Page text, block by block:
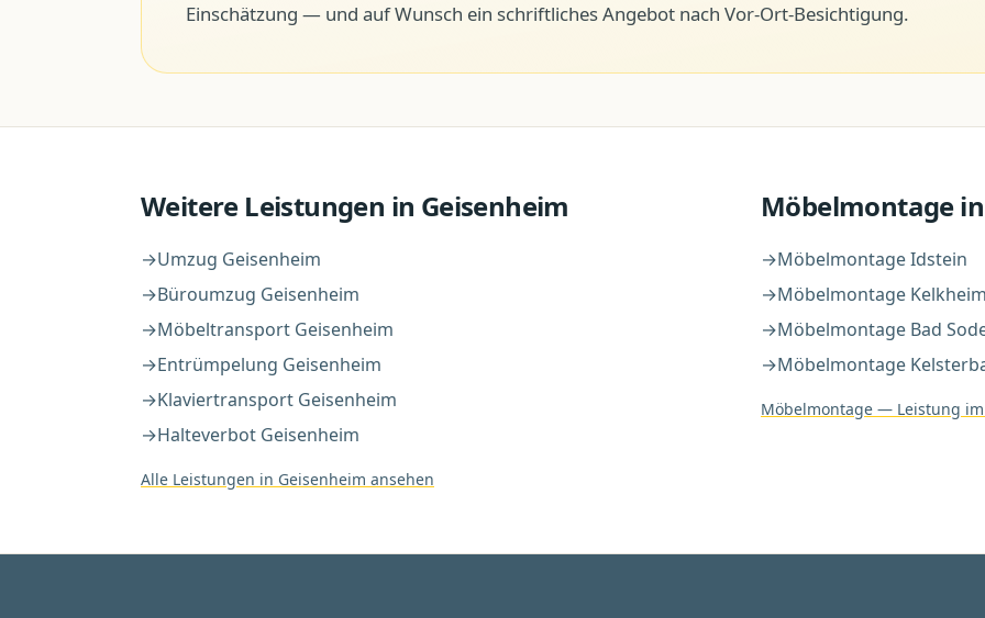
Einschätzung — und auf Wunsch ein schriftliches Angebot nach Vor-Ort-Besichtigung.
Weitere Leistungen in Geisenheim
→Umzug Geisenheim
→Büroumzug Geisenheim
→Möbeltransport Geisenheim
→Entrümpelung Geisenheim
→Klaviertransport Geisenheim
→Halteverbot Geisenheim
Alle Leistungen in Geisenheim ansehen
Möbelmontagein
→MöbelmontageIdstein
→Möbelmontage
→Möbelmontage Bad
→Möbelmontage
Möbelmontage — Leistung